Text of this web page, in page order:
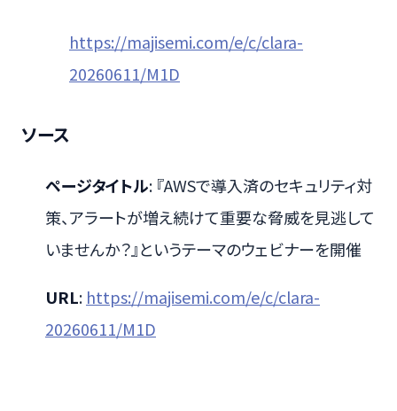
https://majisemi.com/e/c/clara-
20260611/M1D
ソース
ページタイトル: 『AWSで導入済のセキュリティ対
策、アラートが増え続けて重要な脅威を見逃して
いませんか？』というテーマのウェビナーを開催
URL: https://majisemi.com/e/c/clara-
20260611/M1D